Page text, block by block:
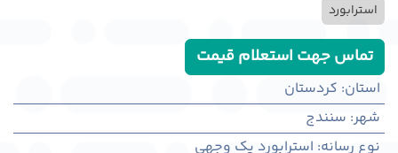
استرابورد
تماس جهت استعلام قیمت
استان: کردستان
شهر: سنندج
نوع رسانه: استرابورد یک وجهی